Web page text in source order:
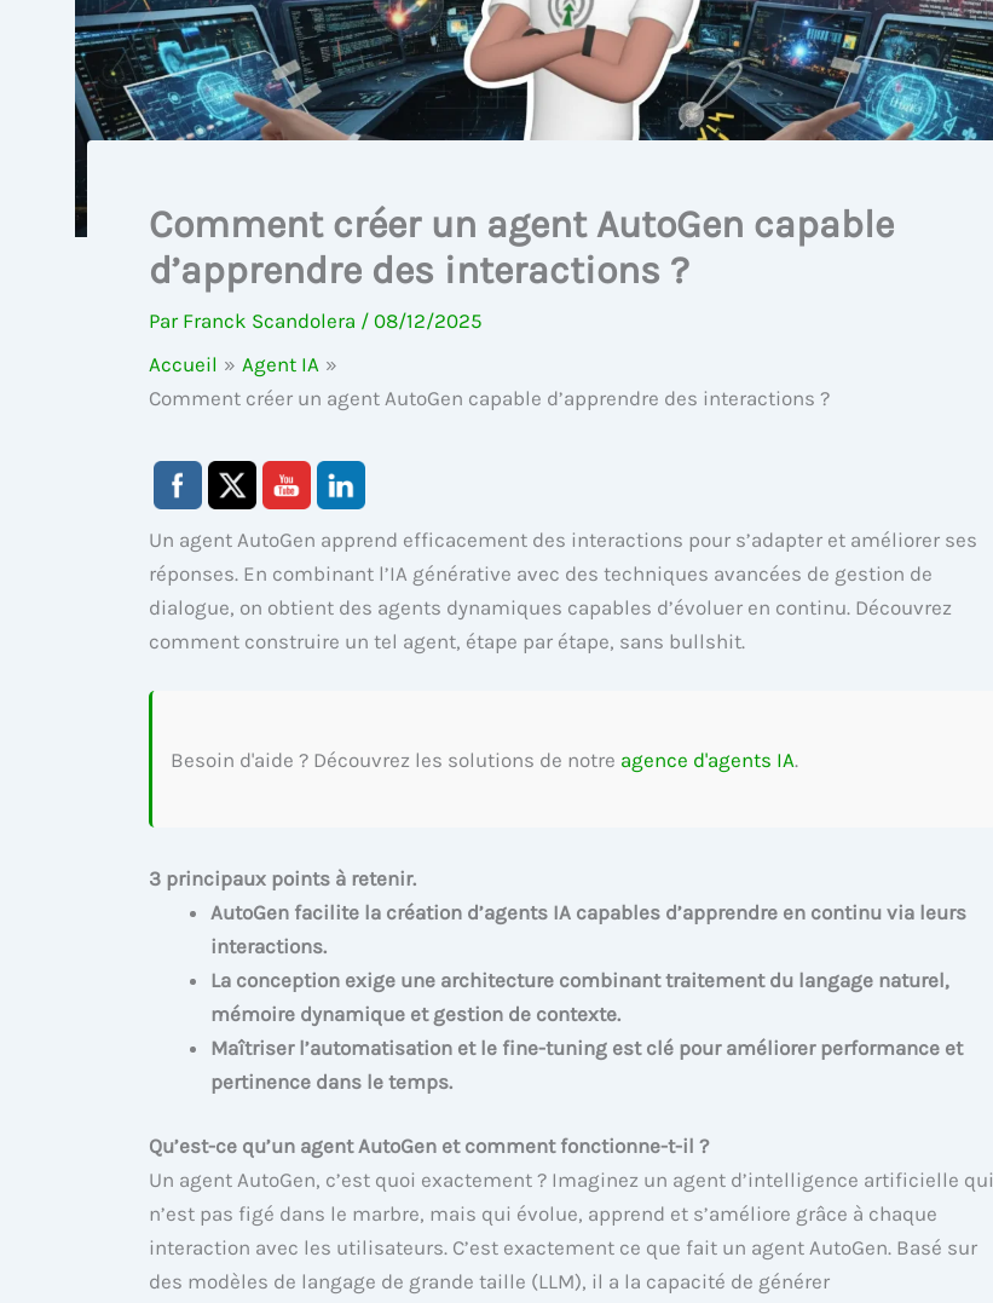
Comment créer un agent AutoGen capable
d’apprendre des interactions ?
Par Franck Scandolera / 08/12/2025
Accueil
Agent IA
Comment créer un agent AutoGen capable d’apprendre des interactions ?
Un agent AutoGen apprend efficacement des interactions pour s’adapter et améliorer ses
réponses. En combinant l’IA générative avec des techniques avancées de gestion de
dialogue, on obtient des agents dynamiques capables d’évoluer en continu. Découvrez
comment construire un tel agent, étape par étape, sans bullshit.
Besoin d'aide ? Découvrez les solutions de notre agence d'agents IA.
3 principaux points à retenir.
AutoGen facilite la création d’agents IA capables d’apprendre en continu via leurs
interactions.
La conception exige une architecture combinant traitement du langage naturel,
mémoire dynamique et gestion de contexte.
Maîtriser l’automatisation et le fine-tuning est clé pour améliorer performance et
pertinence dans le temps.
Qu’est-ce qu’un agent AutoGen et comment fonctionne-t-il ?
Un agent AutoGen, c’est quoi exactement ? Imaginez un agent d’intelligence artificielle qui
n’est pas figé dans le marbre, mais qui évolue, apprend et s’améliore grâce à chaque
interaction avec les utilisateurs. C’est exactement ce que fait un agent AutoGen. Basé sur
des modèles de langage de grande taille (LLM), il a la capacité de générer